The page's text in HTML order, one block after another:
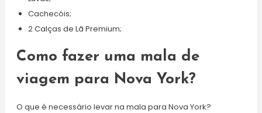
Cachecóis;
2 Calças de Lã Premium;
Como fazer uma mala de
viagem para Nova York?
O que é necessário levar na mala para Nova York?